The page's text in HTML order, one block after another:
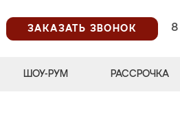
ЗАКАЗАТЬ ЗВОНОК
8
ШОУ-РУМ РАССРОЧКА